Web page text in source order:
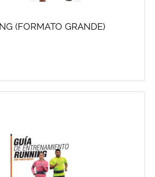
(FORMATO GRANDE)